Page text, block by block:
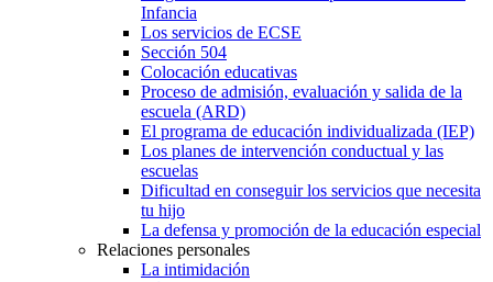
Infancia
Los servicios de ECSE
Sección 504
Colocación educativas
Proceso de admisión, evaluación y salida de la
escuela (ARD)
El programa de educación individualizada (IEP)
Los planes de intervención conductual y las
escuelas
Dificultad en conseguir los servicios que necesita
tu hijo
La defensa y promoción de la educación especial
Relaciones personales
La intimidación